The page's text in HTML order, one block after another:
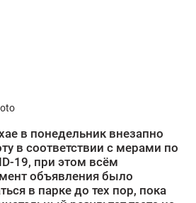
в понедельник внезапно
в соответствии с мерами по
19, при этом всём
объявления было
в парке до тех пор, пока